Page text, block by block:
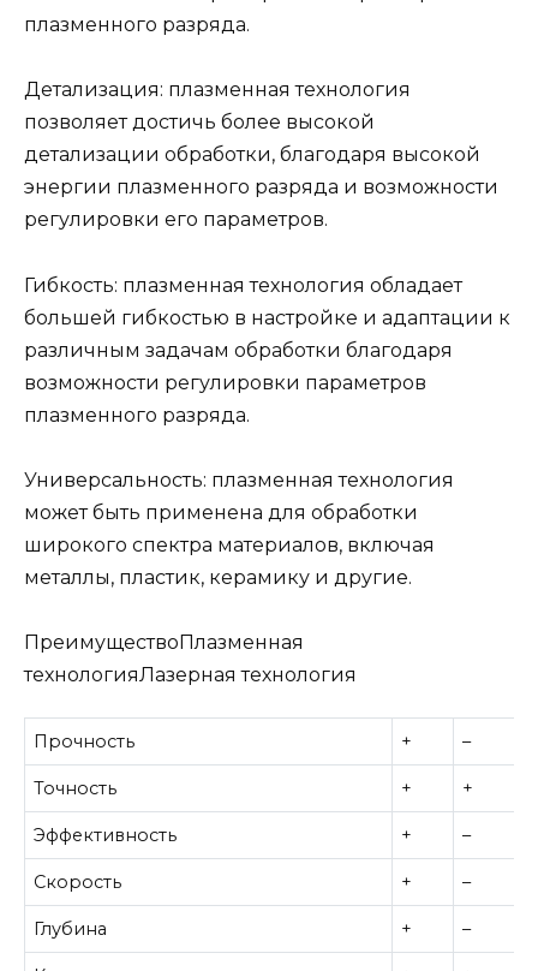
плазменного разряда.
Детализация: плазменная технология
позволяет достичь более высокой
детализации обработки, благодаря высокой
энергии плазменного разряда и возможности
регулировки его параметров.
Гибкость: плазменная технология обладает
большей гибкостью в настройке и адаптации к
различным задачам обработки благодаря
возможности регулировки параметров
плазменного разряда.
Универсальность: плазменная технология
может быть применена для обработки
широкого спектра материалов, включая
металлы, пластик, керамику и другие.
ПреимуществоПлазменная
технологияЛазерная технология
Прочность + –
Точность + +
Эффективность + –
Скорость + –
Глубина + –